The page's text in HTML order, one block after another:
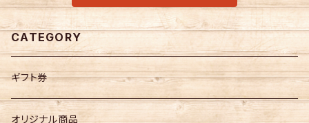
CATEGORY
ギフト券
オリジナル商品